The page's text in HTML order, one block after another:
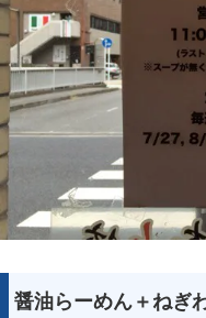
醤油らーめん＋ねぎ